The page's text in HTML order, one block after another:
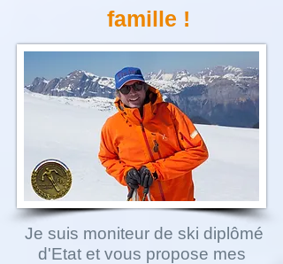
famille !
Je suis moniteur de ski diplômé
d'Etat et vous propose mes